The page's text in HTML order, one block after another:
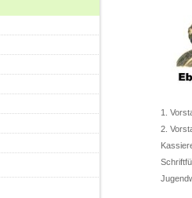
1.
2.